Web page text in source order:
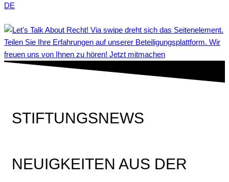
DE
Teilen Sie Ihre Erfahrungen auf unserer Beteiligungsplattform. Wir
freuen uns von Ihnen zu hören! Jetzt mitmachen
STIFTUNGSNEWS
NEUIGKEITEN AUS DER